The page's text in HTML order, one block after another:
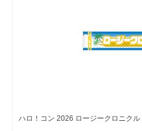
ハロ！コン 2026 ロージークロニク